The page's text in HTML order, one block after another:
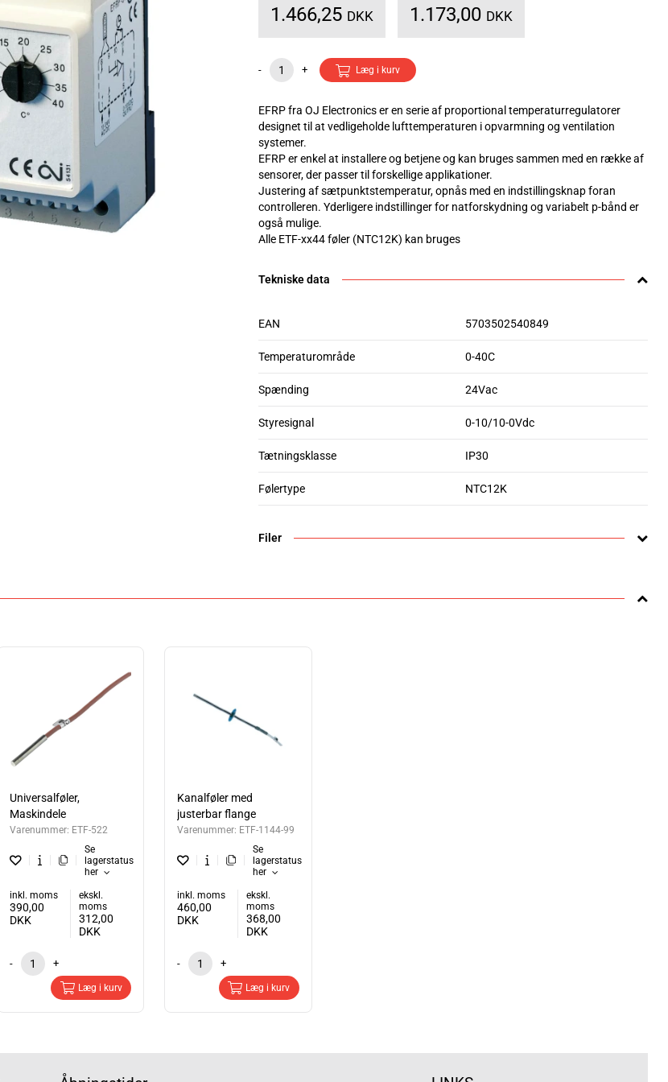
1.466,25 DKK 1.173,00 DKK
- + Læg i kurv
EFRP fra OJ Electronics er en serie af proportional temperaturregulatorer
designet til at vedligeholde lufttemperaturen i opvarmning og ventilation
systemer.
EFRP er enkel at installere og betjene og kan bruges sammen med en række af
sensorer, der passer til forskellige applikationer.
Justering af sætpunktstemperatur, opnås med en indstillingsknap foran
controlleren. Yderligere indstillinger for natforskydning og variabelt p-bånd er
også mulige.
Alle ETF-xx44 føler (NTC12K) kan bruges
Tekniske data
EAN 5703502540849
Temperaturområde 0-40C
Spænding 24Vac
Styresignal 0-10/10-0Vdc
Tætningsklasse IP30
Følertype NTC12K
Filer
Universalføler,
Maskindele
Varenummer: ETF-522
Se
lagerstatus
her
inkl. moms
390,00
DKK
ekskl.
moms
312,00
DKK
- +
Læg i kurv
Kanalføler med
justerbar flange
Varenummer: ETF-1144-99
Se
lagerstatus
her
inkl. moms
460,00
DKK
ekskl.
moms
368,00
DKK
- +
Læg i kurv